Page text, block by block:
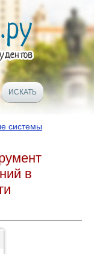
системы
в